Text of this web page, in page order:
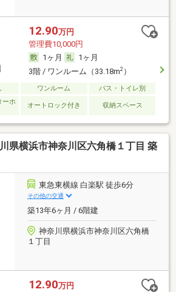
12.90万円
管理費10,000円
1ヶ月
1ヶ月
3階 / ワンルーム（33.18m2）
ワンルーム
バス・トイレ別
ーホ
オートロック付き 収納スペース
県横浜市神奈川区六角橋１丁目 築
東急東横線 白楽駅 徒歩6分
その他の交通
築13年6ヶ月 / 6階建
神奈川県横浜市神奈川区六角橋
１丁目
12.90万円